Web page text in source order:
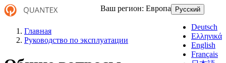
Русский
Deutsch
Ελληνικά
English
Français
Ваш регион: Европа
Главная
Руководство по эксплуатации